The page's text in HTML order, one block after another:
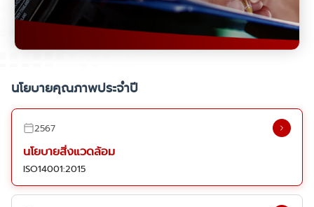
นโยบายคุณภาพประจำปี
2567
นโยบายสิ่งแวดล้อม
ISO14001:2015